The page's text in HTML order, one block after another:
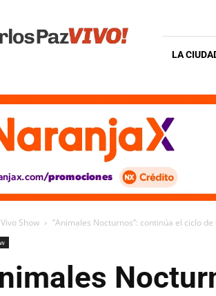
LA
Vivo Show ”Animales Nocturnos”: continúa el ciclo